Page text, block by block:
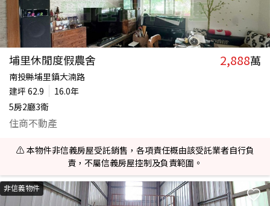
埔里休閒度假農舍 2,888萬
南投縣埔里鎮大湳路
建坪 62.9
16.0年
5房2廳3衛
住商不動產
⚠️ 本物件非信義房屋受託銷售，各項責任概由該受託業者自行負
責，不屬信義房屋控制及負責範圍。
非信義物件